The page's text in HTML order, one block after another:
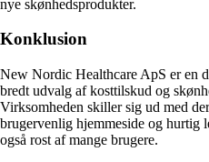
nye skønhedsprodukter.
Konklusion
New Nordic Healthcare ApS er en
bredt udvalg af kosttilskud og
Virksomheden skiller sig ud med
brugervenlig hjemmeside og hurtig
også rost af mange brugere.